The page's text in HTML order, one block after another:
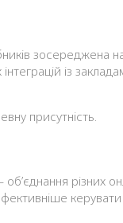
зосереджена
із
присутність.
різних